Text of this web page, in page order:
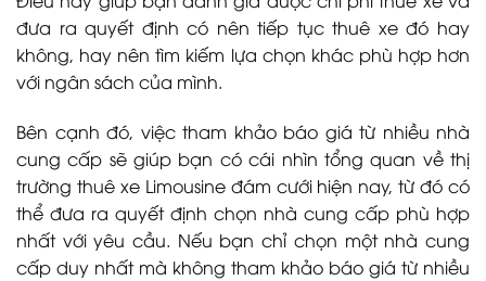
đưa ra quyết định có nên tiếp tục thuê xe đó hay
không, hay nên tìm kiếm lựa chọn khác phù hợp hơn
với ngân sách của mình.
Bên cạnh đó, việc tham khảo báo giá từ nhiều nhà
cung cấp sẽ giúp bạn có cái nhìn tổng quan về thị
trường thuê xe Limousine đám cưới hiện nay, từ đó có
thể đưa ra quyết định chọn nhà cung cấp phù hợp
nhất với yêu cầu. Nếu bạn chỉ chọn một nhà cung
cấp duy nhất mà không tham khảo báo giá từ nhiều